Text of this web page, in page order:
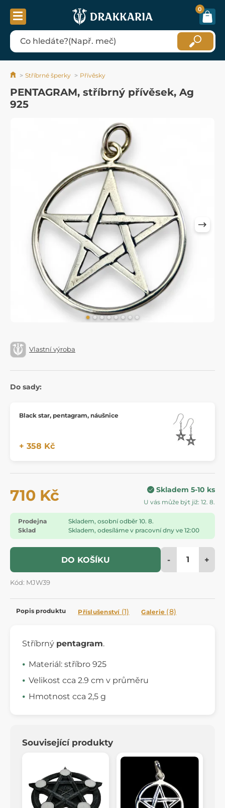
0
Stříbrné šperky Přívěsky
PENTAGRAM, stříbrný přívěsek, Ag
925
Vlastní výroba
Do sady:
Black star, pentagram, náušnice
+ 358 Kč
710 Kč Skladem 5-10 ks
U vás může být již: 12. 8.
Prodejna
Skladem, osobní odběr 10. 8.
Sklad
Skladem, odesíláme v pracovní dny ve 12:00
DO KOŠÍKU - +
Kód: MJW39
Popis produktu Příslušenství (1) Galerie (8)
Stříbrný pentagram.
Materiál: stříbro 925
Velikost cca 2.9 cm v průměru
Hmotnost cca 2,5 g
Související produkty